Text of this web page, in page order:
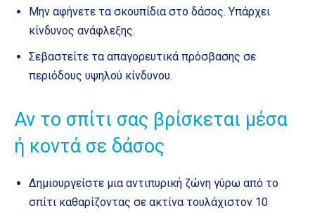
Μην αφήνετε τα σκουπίδια στο δάσος. Υπάρχει
κίνδυνος ανάφλεξης.
Σεβαστείτε τα απαγορευτικά πρόσβασης σε
περιόδους υψηλού κίνδυνου.
Αν το σπίτι σας βρίσκεται μέσα
ή κοντά σε δάσος
Δημιουργείστε μια αντιπυρική ζώνη γύρω από το
σπίτι καθαρίζοντας σε ακτίνα τουλάχιστον 10